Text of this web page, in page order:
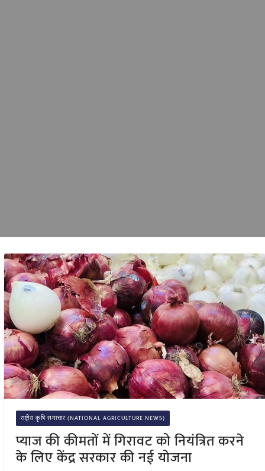
राष्ट्रीय कृषि समाचार (NATIONAL AGRICULTURE NEWS)
प्याज की कीमतों में गिरावट को नियंत्रित करने
के लिए केंद्र सरकार की नई योजना